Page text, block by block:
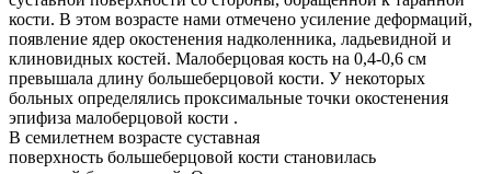
кости. В этом возрасте нами отмечено усиление деформаций,
появление ядер окостенения надколенника, ладьевидной и
клиновидных костей. Малоберцовая кость на 0,4-0,6 см
превышала длину большеберцовой кости. У некоторых
больных определялись проксимальные точки окостенения
эпифиза малоберцовой кости .
В семилетнем возрасте суставная
поверхность большеберцовой кости становилась